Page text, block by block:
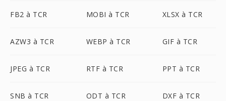
FB2 à TCR MOBI à TCR XLSX à TCR
AZW3 à TCR WEBP à TCR GIF à TCR
JPEG à TCR RTF à TCR PPT à TCR
SNB à TCR ODT à TCR DXF à TCR